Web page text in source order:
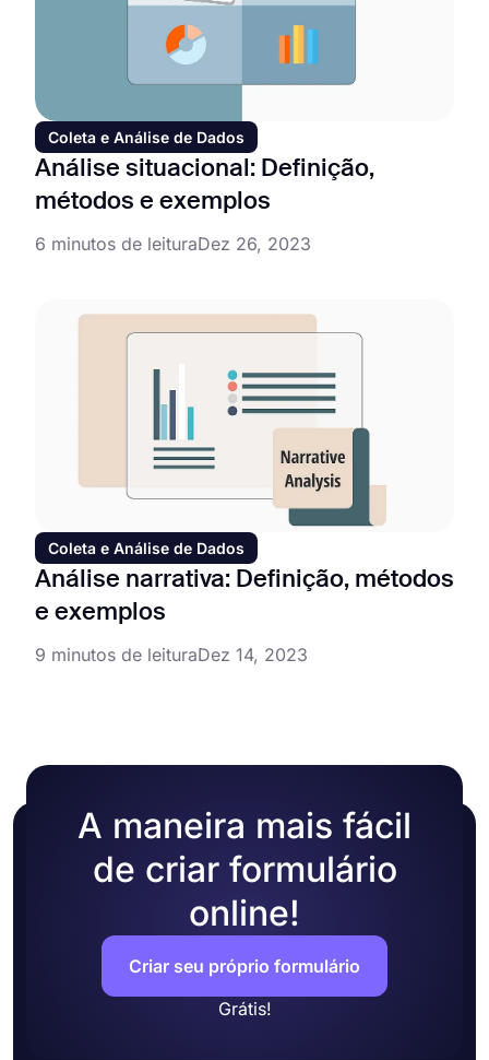
Coleta e Análise de Dados
Análise situacional: Definição,
métodos e exemplos
6 minutos de leituraDez 26, 2023
Coleta e Análise de Dados
Análise narrativa: Definição, métodos
e exemplos
9 minutos de leituraDez 14, 2023
A maneira mais fácil
de criar formulário
online!
Criar seu próprio formulário
Grátis!